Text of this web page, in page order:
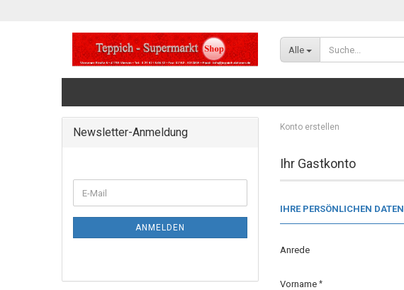
Alle
Konto erstellen
Ihr Gastkonto
IHRE PERSÖNLICHEN DATEN
Anrede
Vorname
Newsletter-Anmeldung
ANMELDEN